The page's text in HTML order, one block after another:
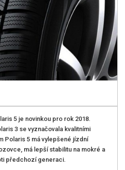
5 je novinkou pro rok 2018.
3 se vyznačovala kvalitními
Polaris 5 má vylepšené jízdní
má lepší stabilitu na mokré a
předchozí generaci.